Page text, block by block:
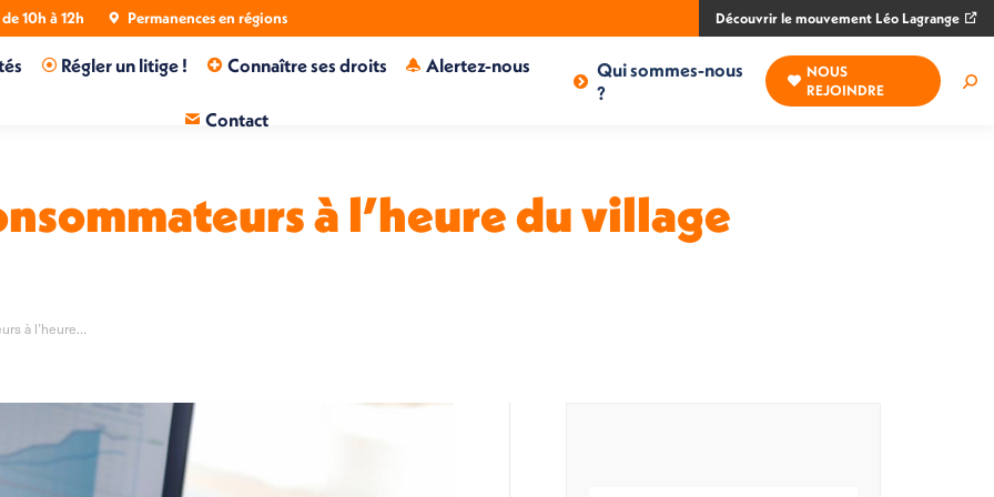
10h à 12h Permanences en régions Découvrir le mouvement Léo Lagrange
Régler un litige ! Connaître ses droits Alertez-nous
Contact
Qui sommes-nous
?
NOUS
REJOINDRE
à l’heure du village
à l’heure…